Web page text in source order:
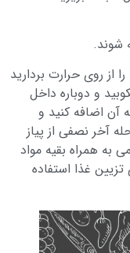
شوند.
روی حرارت بردارید
و دوباره داخل
آن اضافه کنید و
آخر نصفی از پیاز
به همراه بقیه مواد
غذا استفاده